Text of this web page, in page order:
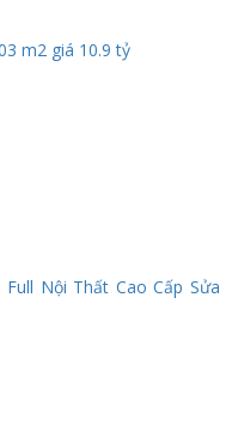
m2 giá 10.9 tỷ
Nội Thất Cao Cấp Sửa